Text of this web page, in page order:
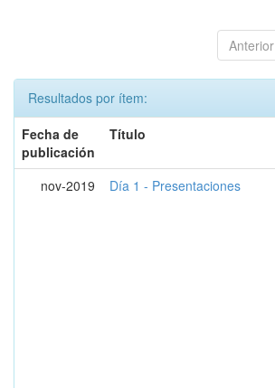
Anterior
Resultados por ítem:
Fecha de
publicación
Título
nov-2019 Día 1 - Presentaciones